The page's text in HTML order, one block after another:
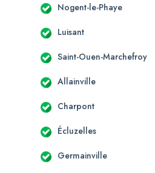
Nogent-le-Phaye
Luisant
Saint-Ouen-Marchefroy
Allainville
Charpont
Écluzelles
Germainville